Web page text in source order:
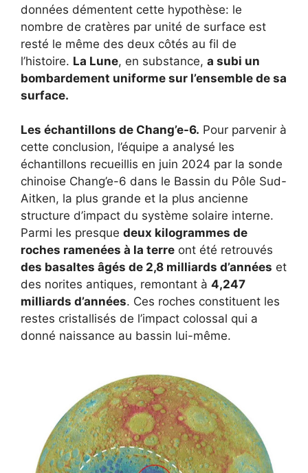
données démentent cette hypothèse: le
nombre de cratères par unité de surface est
resté le même des deux côtés au fil de
l’histoire. La Lune, en substance, a subi un
bombardement uniforme sur l’ensemble de sa
surface.
Les échantillons de Chang’e-6. Pour parvenir à
cette conclusion, l’équipe a analysé les
échantillons recueillis en juin 2024 par la sonde
chinoise Chang’e-6 dans le Bassin du Pôle Sud-
Aitken, la plus grande et la plus ancienne
structure d’impact du système solaire interne.
Parmi les presque deux kilogrammes de
roches ramenées à la terre ont été retrouvés
des basaltes âgés de 2,8 milliards d’années et
des norites antiques, remontant à 4,247
milliards d’années. Ces roches constituent les
restes cristallisés de l’impact colossal qui a
donné naissance au bassin lui-même.